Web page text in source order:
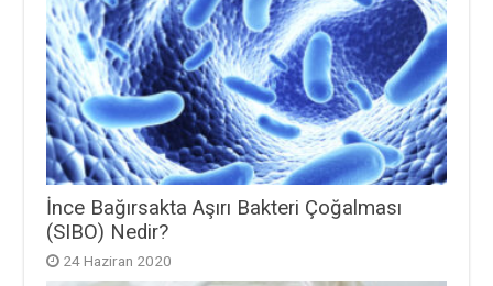
İnce Bağırsakta Aşırı Bakteri Çoğalması
(SIBO) Nedir?
24 Haziran 2020